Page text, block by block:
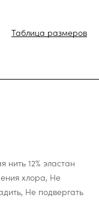
Таблица размеров
нить 12% эластан
хлора, Не
Не подвергать